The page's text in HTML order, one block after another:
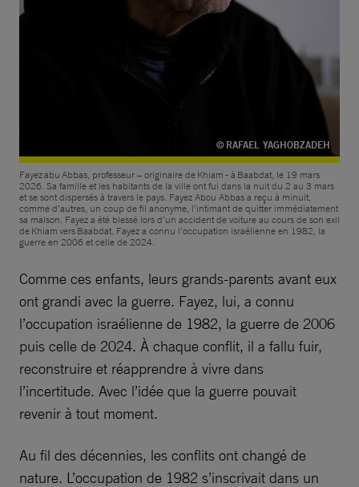
© RAFAEL YAGHOBZADEH
Fayez abu Abbas, professeur – originaire de Khiam - à Baabdat, le 19 mars
2026. Sa famille et les habitants de la ville ont fui dans la nuit du 2 au 3 mars
et se sont dispersés à travers le pays. Fayez Abou Abbas a reçu à minuit,
comme d’autres, un coup de fil anonyme, l’intimant de quitter immédiatement
sa maison. Fayez a été blessé lors d’un accident de voiture au cours de son exil
de Khiam vers Baabdat. Fayez a connu l’occupation israélienne en 1982, la
guerre en 2006 et celle de 2024.
Comme ces enfants, leurs grands-parents avant eux
ont grandi avec la guerre. Fayez, lui, a connu
l’occupation israélienne de 1982, la guerre de 2006
puis celle de 2024. À chaque conflit, il a fallu fuir,
reconstruire et réapprendre à vivre dans
l’incertitude. Avec l’idée que la guerre pouvait
revenir à tout moment.
Au fil des décennies, les conflits ont changé de
nature. L’occupation de 1982 s’inscrivait dans un